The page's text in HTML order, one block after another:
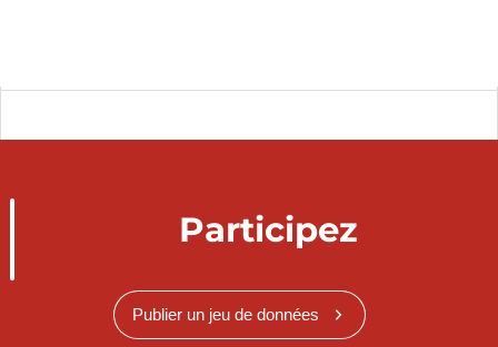
Participez
Publier un jeu de données